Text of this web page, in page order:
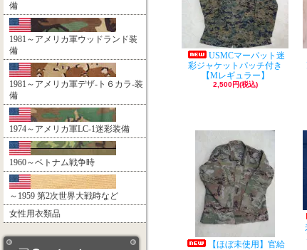
備
1981～アメリカ軍ウッドランド装
備
1981～アメリカ軍デザ-ト６カラ-装
備
1974～アメリカ軍LC-1迷彩装備
1960～ベトナム戦争時
～1959 第2次世界大戦時など
女性用衣類品
USMCマーパット迷
彩ジャケットパッチ付き
【Mレギュラー】
2,500円(税込)
【ほぼ未使用】官給